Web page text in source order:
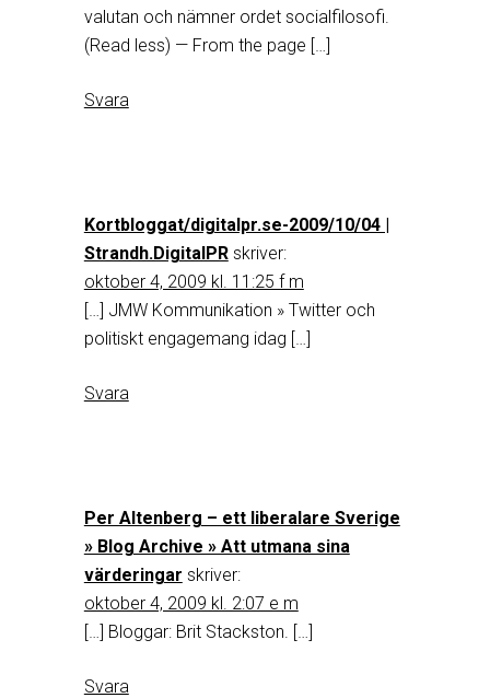
valutan och nämner ordet socialfilosofi.
(Read less) — From the page […]
Svara
Kortbloggat/digitalpr.se-2009/10/04 |
Strandh.DigitalPR skriver:
oktober 4, 2009 kl. 11:25 f m
[…] JMW Kommunikation » Twitter och
politiskt engagemang idag […]
Svara
Per Altenberg – ett liberalare Sverige
» Blog Archive » Att utmana sina
värderingar skriver:
oktober 4, 2009 kl. 2:07 e m
[…] Bloggar: Brit Stackston. […]
Svara